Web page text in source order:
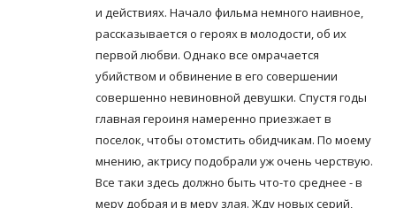
и действиях. Начало фильма немного наивное,
рассказывается о героях в молодости, об их
первой любви. Однако все омрачается
убийством и обвинение в его совершении
совершенно невиновной девушки. Спустя годы
главная героиня намеренно приезжает в
поселок, чтобы отомстить обидчикам. По моему
мнению, актрису подобрали уж очень черствую.
Все таки здесь должно быть что-то среднее - в
меру добрая и в меру злая. Жду новых серий,